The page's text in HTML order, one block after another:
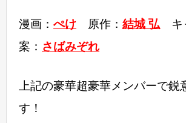
漫画： ぺけ 原作： 結城 弘
案： さばみぞれ
上記の豪華超豪華メンバーで鋭
す！